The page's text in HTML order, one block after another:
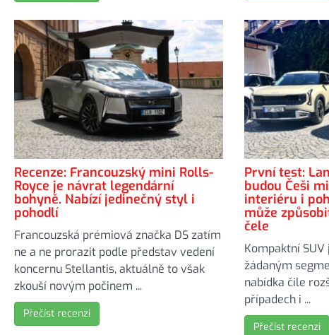
Recenze: Francouzský mini Rolls-
Royce je návrat legendární
bohyně. Nabízí jedinečný styl i
pohodlí
Francouzská prémiová značka DS zatím
ne a ne prorazit podle představ vedení
koncernu Stellantis, aktuálně to však
zkouší novým počinem ...
Přečíst recenzi
První test:
budou Češi
interiéru i
může
čele
Kompaktní
žádaným
nabídka čile
případech i ...
Přečíst recenzi